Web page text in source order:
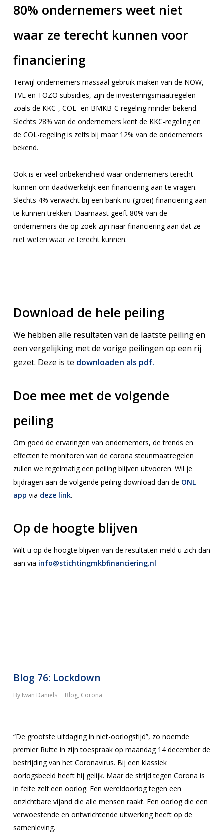
80% ondernemers weet niet
waar ze terecht kunnen voor
financiering
Terwijl ondernemers massaal gebruik maken van de NOW,
TVL en TOZO subsidies, zijn de investeringsmaatregelen
zoals de KKC-, COL- en BMKB-C regeling minder bekend.
Slechts 28% van de ondernemers kent de KKC-regeling en
de COL-regeling is zelfs bij maar 12% van de ondernemers
bekend.
Ook is er veel onbekendheid waar ondernemers terecht
kunnen om daadwerkelijk een financiering aan te vragen.
Slechts 4% verwacht bij een bank nu (groei) financiering aan
te kunnen trekken. Daarnaast geeft 80% van de
ondernemers die op zoek zijn naar financiering aan dat ze
niet weten waar ze terecht kunnen.
Download de hele peiling
We hebben alle resultaten van de laatste peiling en
een vergelijking met de vorige peilingen op een rij
gezet. Deze is te downloaden als pdf.
Doe mee met de volgende
peiling
Om goed de ervaringen van ondernemers, de trends en
effecten te monitoren van de corona steunmaatregelen
zullen we regelmatig een peiling blijven uitvoeren. Wil je
bijdragen aan de volgende peiling download dan de ONL
app via deze link.
Op de hoogte blijven
Wilt u op de hoogte blijven van de resultaten meld u zich dan
aan via info@stichtingmkbfinanciering.nl
Blog 76: Lockdown
By Iwan Daniëls Blog, Corona
“De grootste uitdaging in niet-oorlogstijd”, zo noemde
premier Rutte in zijn toespraak op maandag 14 december de
bestrijding van het Coronavirus. Bij een klassiek
oorlogsbeeld heeft hij gelijk. Maar de strijd tegen Corona is
in feite zelf een oorlog. Een wereldoorlog tegen een
onzichtbare vijand die alle mensen raakt. Een oorlog die een
verwoestende en ontwrichtende uitwerking heeft op de
samenleving.